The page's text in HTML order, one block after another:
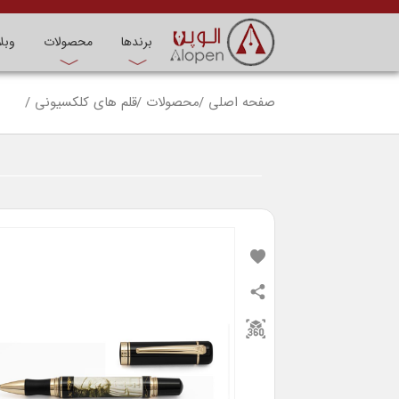
برندها محصولات
صفحه اصلی محصولات قلم های کلکسیونی